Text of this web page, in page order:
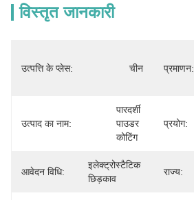
विस्तृत जानकारी
उत्पत्ति के प्लेस: चीन प्रमाणन:
उत्पाद का नाम:
पारदर्शी
पाउडर
कोटिंग
प्रयोग:
आवेदन विधि:
इलेक्ट्रोस्टैटिक
छिड़काव
राज्य: